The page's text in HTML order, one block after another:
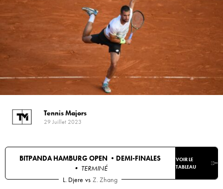
Tennis Majors
29 Juillet 2023
BITPANDA HAMBURG OPEN • DEMI-FINALES
• TERMINÉ
VOIR LE
TABLEAU
L. Djere vs Z. Zhang